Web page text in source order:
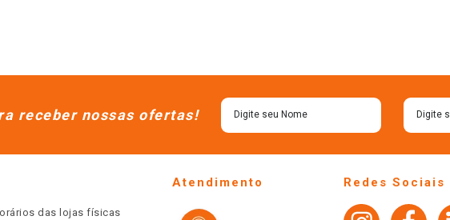
receber nossas ofertas!
das lojas físicas
Atendimento Redes Sociais